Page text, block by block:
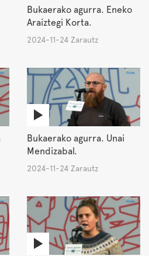
Bukaerako agurra. Eneko
Araiztegi Korta.
2024-11-24 Zarautz
Bukaerako agurra. Unai
Mendizabal.
2024-11-24 Zarautz